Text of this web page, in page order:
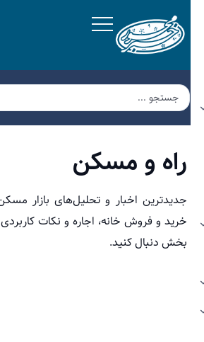
راه و مسکن
جدیدترین اخبار و تحلیل‌های بازار مسکن،
خرید و فروش خانه، اجاره و نکات کاربردی
بخش دنبال کنید.